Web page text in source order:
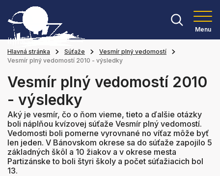
Menu
Hlavná stránka Súťaže
Vesmír plný vedomostí
Vesmír plný vedomostí 2010 - výsledky
Vesmír plný vedomostí 2010
- výsledky
Aký je vesmír, čo o ňom vieme, tieto a ďalšie otázky
boli náplňou kvízovej súťaže Vesmír plný vedomostí.
Vedomosti boli pomerne vyrovnané no víťaz môže byť
len jeden. V Bánovskom okrese sa do súťaže zapojilo 5
základných škôl a 10 žiakov a v okrese mesta
Partizánske to boli štyri školy a počet súťažiacich bol
13.